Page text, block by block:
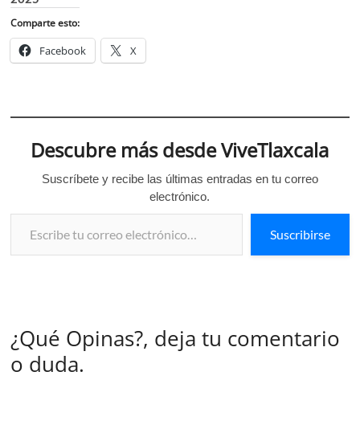
Comparte esto:
Facebook X
Descubre más desde ViveTlaxcala
Suscríbete y recibe las últimas entradas en tu correo
electrónico.
Escribe tu correo electrónico…
Suscribirse
¿Qué Opinas?, deja tu comentario
o duda.